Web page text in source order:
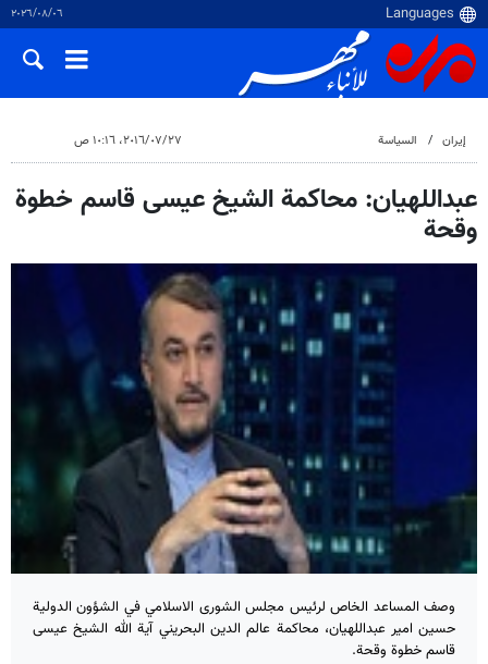
٠٦‏/٠٨‏/٢٠٢٦
إيران السياسة ٢٧‏/٠٧‏/٢٠١٦، ١٠:١٦ ص
عبداللهيان: محاكمة الشيخ عيسى قاسم خطوة
وقحة
وصف المساعد الخاص لرئيس مجلس الشورى الاسلامي في الشؤون الدولية
حسين امير عبداللهيان، محاكمة عالم الدين البحريني آية الله الشيخ عيسى
قاسم خطوة وقحة.